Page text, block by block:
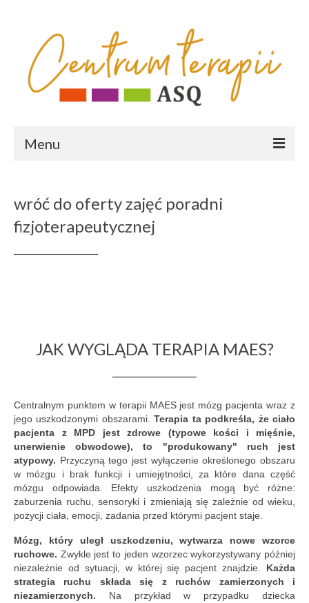
Menu
OFERTA
poradnia fizjoterapeutyczna
treningi słuchowe
zajęcia grupowe
PRZEDSZKOLE AAC
Centrum wsparcia osób z ZD ASQ21
PPS ASQ
WWRD
oferta dla rodziców
wróć do oferty zajęć poradni
fizjoterapeutycznej
JAK WYGLĄDA TERAPIA MAES?
Centralnym punktem w terapii MAES jest mózg pacjenta wraz z
jego uszkodzonymi obszarami.Terapia ta podkreśla, że ciało
pacjenta z MPD jest zdrowe (typowe kości i mięśnie,
unerwienie obwodowe), to "produkowany" ruch jest
atypowy. Przyczyną tego jest wyłączenie określonego obszaru
w mózgu i brak funkcji i umiejętności, za które dana część
mózgu odpowiada. Efekty uszkodzenia mogą być różne:
zaburzenia ruchu, sensoryki i zmieniają się zależnie od wieku,
pozycji ciała, emocji, zadania przed którymi pacjent staje.
Mózg, który uległ uszkodzeniu, wytwarza nowe wzorce
ruchowe. Zwykle jest to jeden wzorzec wykorzystywany później
niezależnie od sytuacji, w której się pacjent znajdzie. Każda
strategia ruchu składa się z ruchów zamierzonych i
niezamierzonych. Na przykład w przypadku dziecka